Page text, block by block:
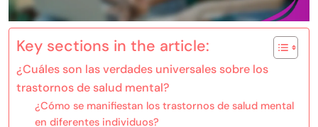
Key sections in the article:
¿Cuáles son las verdades universales sobre los
trastornos de salud mental?
¿Cómo se manifiestan los trastornos de salud mental
en diferentes individuos?